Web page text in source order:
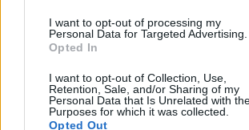
I want to opt-out of processing my
Personal Data for Targeted Advertising.
Opted In
I want to opt-out of Collection, Use,
Retention, Sale, and/or Sharing of my
Personal Data that Is Unrelated with
Purposes for which it was collected.
Opted Out
A magyar válogatott hazai pályán küzd a
a kazahok legjobbjaival; két csapat jut ki a